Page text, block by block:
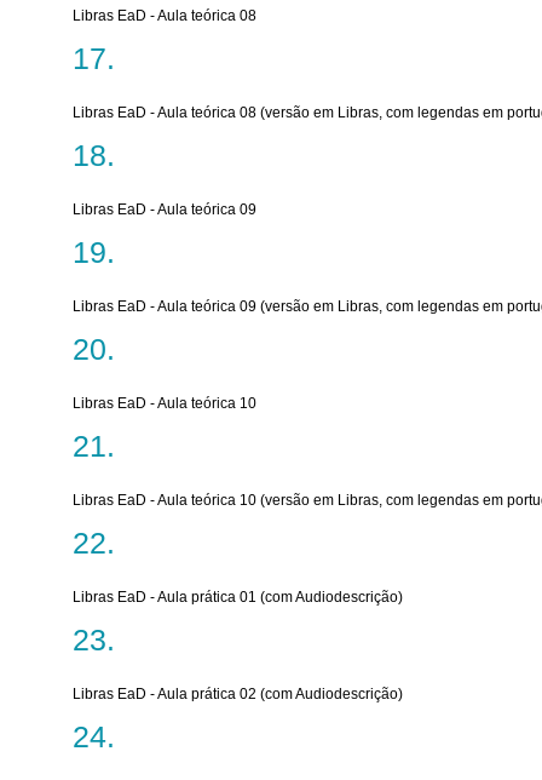
Libras EaD - Aula teórica 08
Libras EaD - Aula teórica 08 (versão em Libras, com legendas em
Libras EaD - Aula teórica 09
Libras EaD - Aula teórica 09 (versão em Libras, com legendas em
Libras EaD - Aula teórica 10
Libras EaD - Aula teórica 10 (versão em Libras, com legendas em
Libras EaD - Aula prática 01 (com Audiodescrição)
Libras EaD - Aula prática 02 (com Audiodescrição)